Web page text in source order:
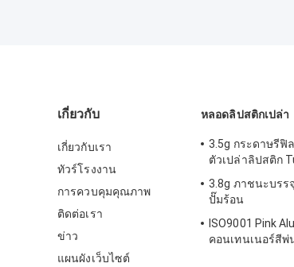
เกี่ยวกับ
เกี่ยวกับเรา
ทัวร์โรงงาน
การควบคุมคุณภาพ
ติดต่อเรา
ข่าว
แผนผังเว็บไซต์
หลอดลิปสติกเปล่า
3.5g กระดาษรี
ตัวเปล่าลิปสติก
3.8g ภาชนะบร
ปั๊มร้อน
ISO9001 Pink
คอนเทนเนอร์สีพ่